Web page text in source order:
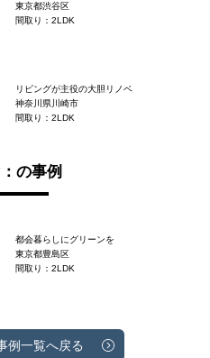
東京都渋谷区
間取り：2LDK
リビングが主役の大胆リノベ
神奈川県川崎市
間取り：2LDK
の事例
都会暮らしにグリーンを
東京都豊島区
間取り：2LDK
例一覧へ戻る